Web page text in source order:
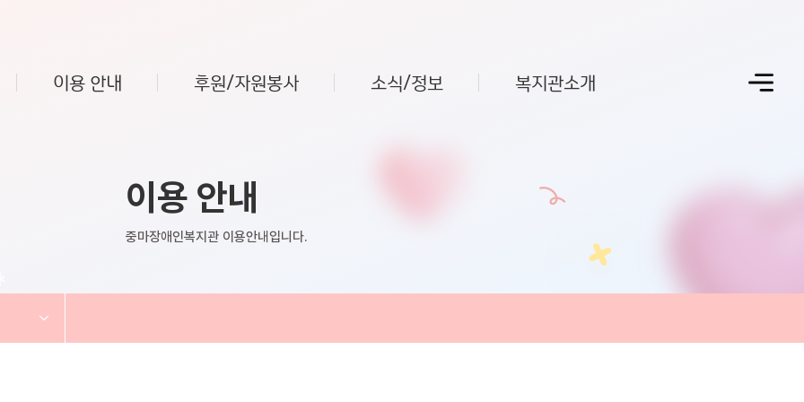
이용 안내 후원/자원봉사 소식/정보 복지관소개
이용 안내
중마장애인복지관 이용안내입니다.